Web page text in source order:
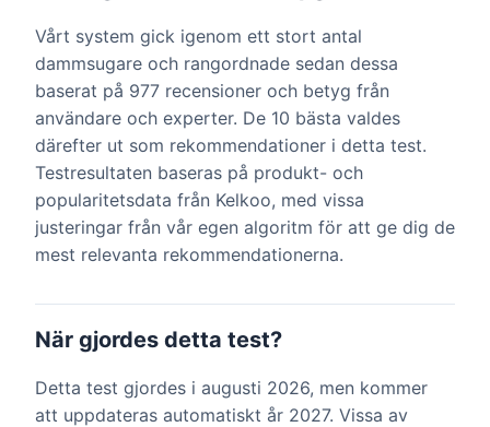
Vårt system gick igenom ett stort antal
dammsugare och rangordnade sedan dessa
baserat på 977 recensioner och betyg från
användare och experter. De 10 bästa valdes
därefter ut som rekommendationer i detta test.
Testresultaten baseras på produkt- och
popularitetsdata från Kelkoo, med vissa
justeringar från vår egen algoritm för att ge dig de
mest relevanta rekommendationerna.
När gjordes detta test?
Detta test gjordes i augusti 2026, men kommer
att uppdateras automatiskt år 2027. Vissa av